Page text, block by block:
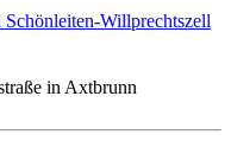
Willprechtszell
in Axtbrunn